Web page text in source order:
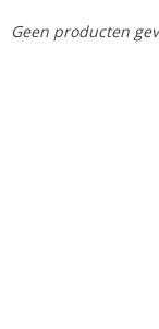
Geen producten